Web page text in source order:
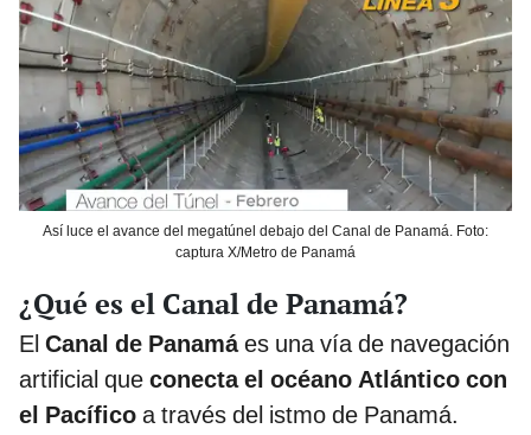
Así luce el avance del megatúnel debajo del Canal de Panamá. Foto:
captura X/Metro de Panamá
¿Qué es el Canal de Panamá?
El Canal de Panamáes una vía de navegación
artificial que conecta el océano Atlántico con
el Pacífico a través del istmo de Panamá.